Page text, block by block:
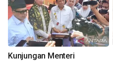
Kunjungan Menteri